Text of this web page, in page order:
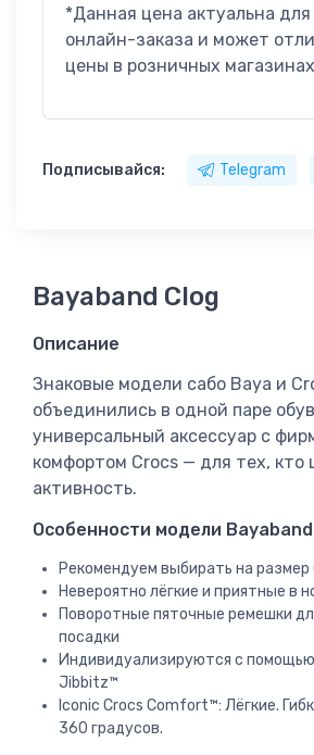
*Данная цена актуальна
онлайн-заказа и может
цены в розничных
Подписывайся: Telegram
Bayaband Clog
Описание
Знаковые модели сабо Baya и
объединились в одной паре
универсальный аксессуар с
комфортом Crocs — для тех, кто
активность.
Особенности модели
Рекомендуем выбирать на размер
Невероятно лёгкие и приятные в
Поворотные пяточные ремешки
посадки
Индивидуализируются с
Jibbitz™
Iconic Crocs Comfort™: Лёгкие.
360 градусов.